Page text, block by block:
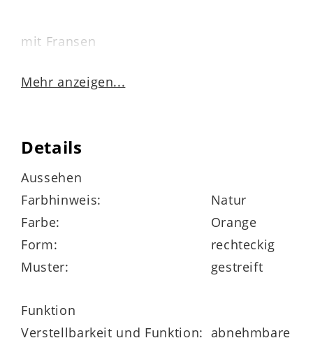
mit Fransen
verdeckter Reißverschluss auf der
nur Handwäsche
Maße ca. 60 x 40 x 10 cm (BxHxT)
Mehr anzeigen...
Details
Aussehen
Farbhinweis:
Natur
Farbe:
Orange
Form:
rechteckig
Muster:
gestreift
Funktion
Verstellbarkeit und Funktion: abnehmbare